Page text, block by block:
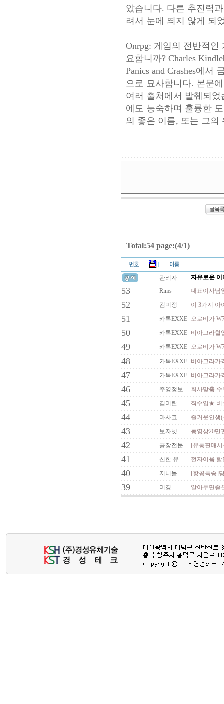
았습니다. 다른 추진력
려서 눈에 띄지 않게 되
Onrpg: 게임의 전반적
요합니까? Charles
Panics and Crashes에서
으로 묘사합니다. 본문
여러 출처에서 발췌되
에도 능숙하며 훌륭한
의 좋은 이름, 또는 그의
Total:54 page:(4/1)
관리자 자유로운
53 Rims 대표이사님
52 김미정 이 3가지 아
51 카톡EXXE 오로비가
50 카톡EXXE 비아그라혈
49 카톡EXXE 오로비가
48 카톡EXXE 비아그라가
47 카톡EXXE 비아그라가
46 주영정보 회사맞춤
45 김미란 직수입★
44 마사코 즐거운인생
43 보자넷 동영상20만
42 공장전문 [유통판매
41 신한 유 전자어음
40 지니몰 [항공특송]
39 미경 알아두면좋